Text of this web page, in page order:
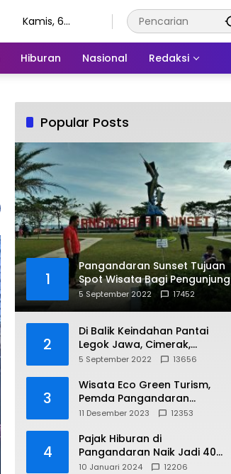
Kamis, 6
Hiburan Nasional Redaksi
Popular Posts
1
Pangandaran Sunset Tujuan
Spot Wisata Bagi Pengunjung
5 September 2022 17452
2
Di Balik Keindahan Pantai
Legok Jawa, Cimerak,
Pangandaran
5 September 2022 13656
3
Wisata Eco Green Turism,
Pemda Pangandaran
Gandeng PLN
11 Desember 2023 12353
4
Pajak Hiburan di
Pangandaran Naik Jadi 40
Persen
10 Januari 2024 12206